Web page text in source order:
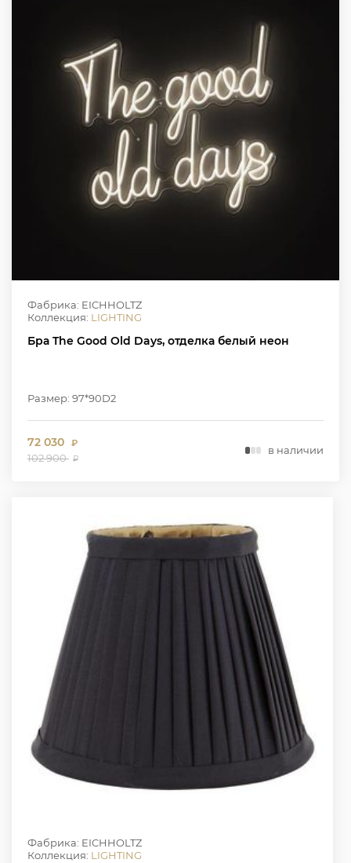
Фабрика: EICHHOLTZ
Коллекция: LIGHTING
Бра The Good Old Days, отделка белый неон
Размер: 97*90D2
72 030 ₽
102 900 ₽
в наличии
Фабрика: EICHHOLTZ
Коллекция: LIGHTING